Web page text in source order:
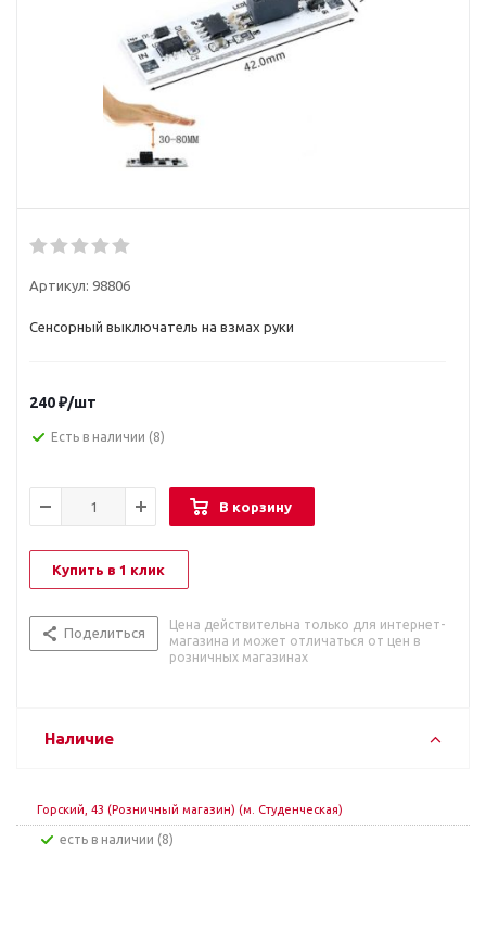
Артикул: 98806
Сенсорный выключатель на взмах руки
240₽/шт
Есть в наличии (8)
В корзину
Купить в 1 клик
Поделиться
Цена действительна только для интернет-
магазина и может отличаться от цен в
розничных магазинах
Наличие
Горский, 43 (Розничный магазин) (м. Студенческая)
Есть в наличии (8)